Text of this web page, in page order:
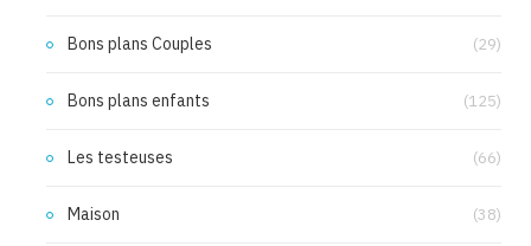
Bons plans Couples (29)
Bons plans enfants (125)
Les testeuses (66)
Maison (38)